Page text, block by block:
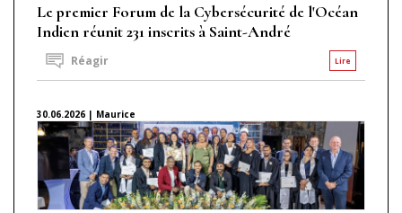
Le premier Forum de la Cybersécurité de l'Océan
Indien réunit 231 inscrits à Saint-André
Lire
Réagir
30.06.2026 | Maurice